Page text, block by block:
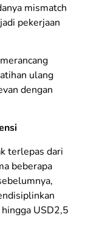
mismatch
pekerjaan
ulang
dengan
terlepas dari
beberapa
USD2,5